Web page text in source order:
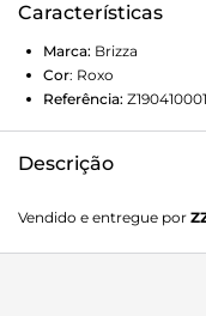
Características
Marca: Brizza
Cor: Roxo
Referência:
Descrição
com formato que
texturizada com
textura tramada,
Vendido e entregue por